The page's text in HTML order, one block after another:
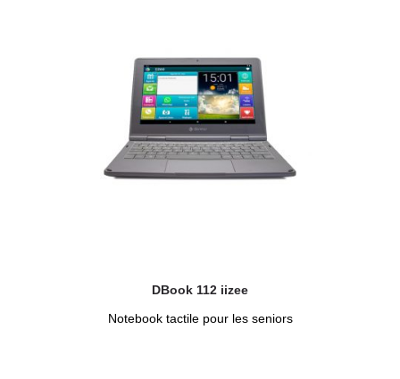
DBook 112 iizee
Notebook tactile pour les seniors